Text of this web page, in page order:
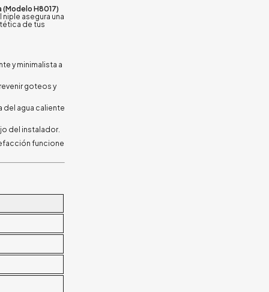
H8017)
asegura una
de tus
y minimalista a
goteos y
del agua caliente
del instalador.
funcione